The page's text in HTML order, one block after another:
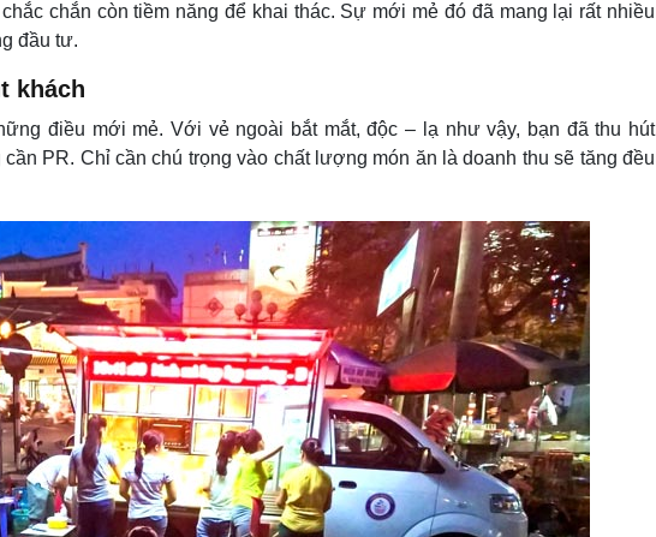
chắn còn tiềm năng để khai thác. Sự mới mẻ đó đã mang lại rất nhiều
đầu tư.
khách
điều mới mẻ. Với vẻ ngoài bắt mắt, độc – lạ như vậy, bạn đã thu hút
PR. Chỉ cần chú trọng vào chất lượng món ăn là doanh thu sẽ tăng đều